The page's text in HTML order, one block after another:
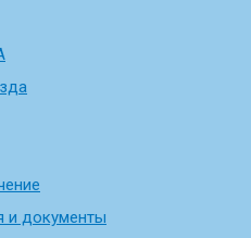
и документы